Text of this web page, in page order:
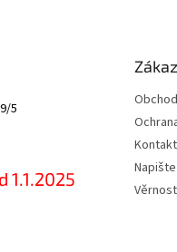
5
1.1.2025